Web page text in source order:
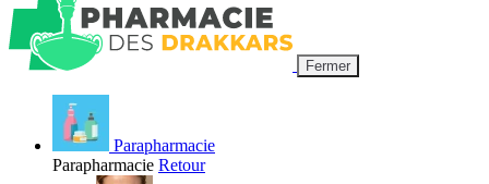
Fermer
Parapharmacie
Parapharmacie Retour